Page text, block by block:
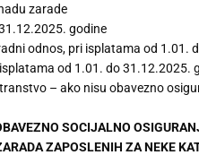
zarade
godine
odnos, pri isplatama od 1.01.
od 1.01. do 31.12.2025.
– ako nisu obavezno
SOCIJALNO
ZAPOSLENIH ZA NEKE